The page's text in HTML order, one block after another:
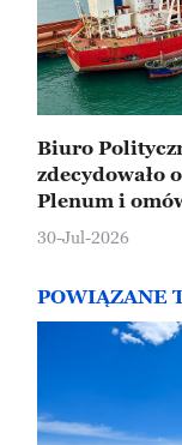
Biuro
zdecydowało
Plenum i
gospodarki
30-Jul-2026
POWIĄZANE